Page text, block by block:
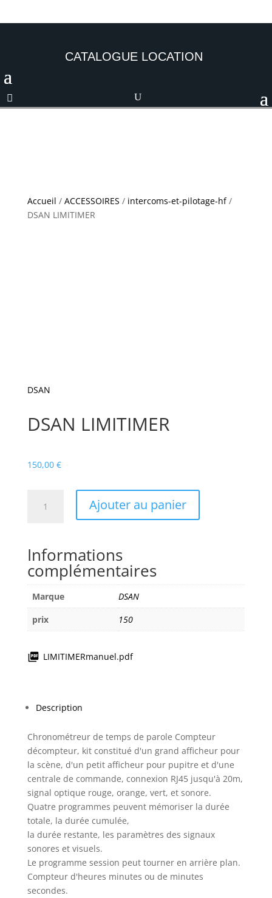
CATALOGUE LOCATION
Accueil / ACCESSOIRES / intercoms-et-pilotage-hf/
DSAN LIMITIMER
DSAN
DSAN LIMITIMER
150,00 €
Ajouter au panier
Informations
complémentaires
Marque
DSAN
prix
150
LIMITIMERmanuel.pdf
Description
Chronométreur de temps de parole Compteur
décompteur, kit constitué d'un grand afficheur pour
la scène, d'un petit afficheur pour pupitre et d'une
centrale de commande, connexion RJ45 jusqu'à 20m,
signal optique rouge, orange, vert, et sonore.
Quatre programmes peuvent mémoriser la durée
totale, la durée cumulée,
la durée restante, les paramètres des signaux
sonores et visuels.
Le programme session peut tourner en arrière plan.
Compteur d'heures minutes ou de minutes
secondes.